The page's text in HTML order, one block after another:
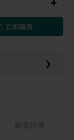
立即購買
❯
顧客評價